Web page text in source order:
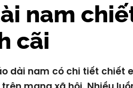
nam
cãi
dài nam có chi tiết chiết